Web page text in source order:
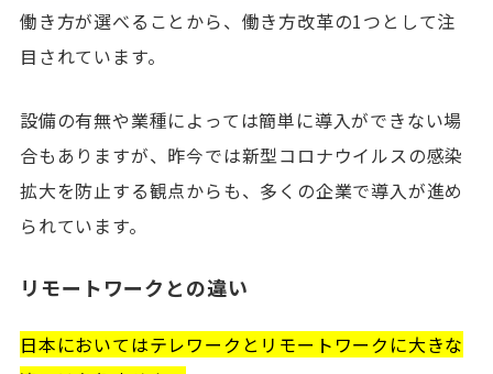
働き方が選べることから、働き方改革の1つとして注
目されています。
設備の有無や業種によっては簡単に導入ができない場
合もありますが、昨今では新型コロナウイルスの感染
拡大を防止する観点からも、多くの企業で導入が進め
られています。
リモートワークとの違い
日本においてはテレワークとリモートワークに大きな